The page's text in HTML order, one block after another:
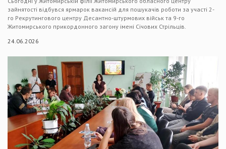
зайнятості відбувся ярмарок вакансій для пошукачів роботи за участі 2-
го Рекрутингового центру Десантно-штурмових військ та 9-го
Житомирського прикордонного загону імені Січових Стрільців.
24.06.2026